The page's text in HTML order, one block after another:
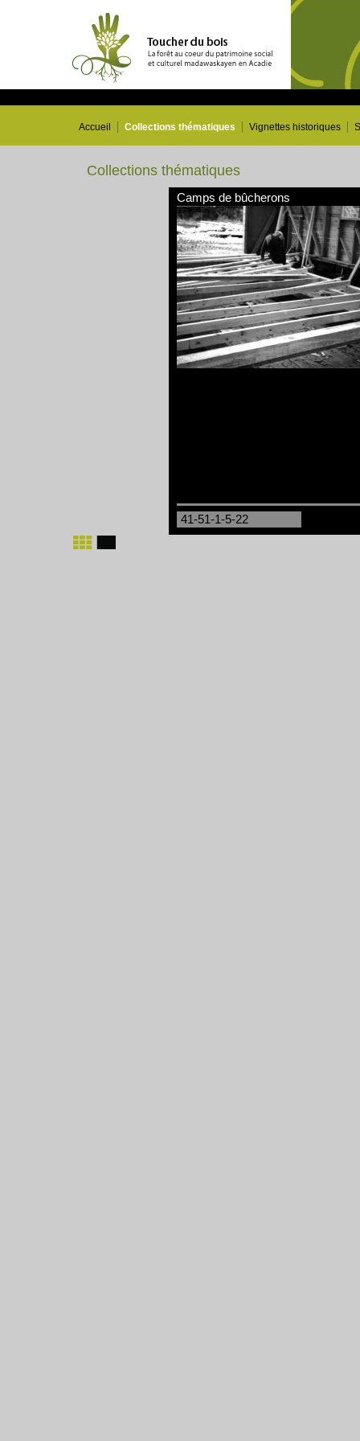
Accueil Collections thématiques Vignettes historiques
Collections thématiques
Camps de bûcherons
41-51-1-5-22